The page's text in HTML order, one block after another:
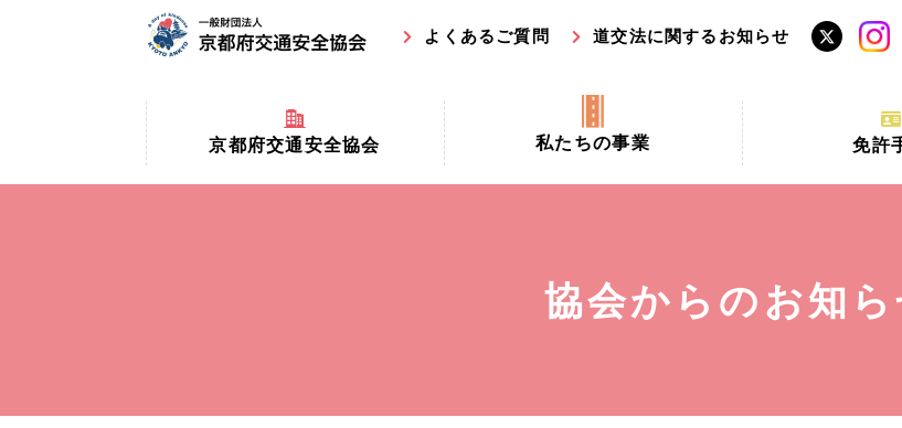
よくあるご質問 道交法に関するお知らせ
京都府交通安全協会
京都府交通安全協会とは？
私たちの事業
京都府交通安全活動推進センター事業
交通安全協力金の活用事業
免許
手続場所の対
講習時間
協会からのお知ら